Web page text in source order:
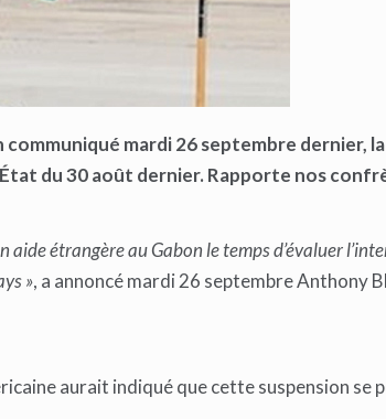
mardi 26 septembre dernier,
du 30 août dernier. Rapporte nos
étrangère au Gabon le temps d’évaluer
», a annoncé mardi 26 septembre Anthony
aurait indiqué que cette suspension se